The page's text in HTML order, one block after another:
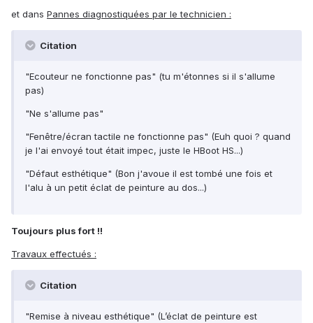
et dans Pannes diagnostiquées par le technicien :
Citation
"Ecouteur ne fonctionne pas" (tu m'étonnes si il s'allume
pas)
"Ne s'allume pas"
"Fenêtre/écran tactile ne fonctionne pas" (Euh quoi ? quand
je l'ai envoyé tout était impec, juste le HBoot HS...)
"Défaut esthétique" (Bon j'avoue il est tombé une fois et
l'alu à un petit éclat de peinture au dos...)
Toujours plus fort !!
Travaux effectués :
Citation
"Remise à niveau esthétique" (L’éclat de peinture est